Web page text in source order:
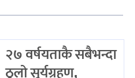
२७ वर्षयताकै सबैभन्दा